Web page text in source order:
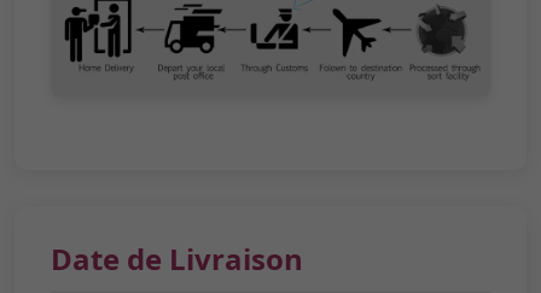
Date de Livraison